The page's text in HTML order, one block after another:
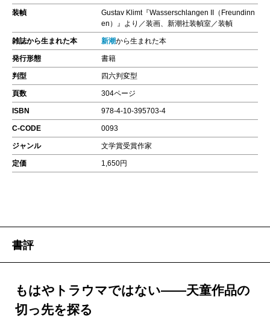
装幀
Gustav Klimt『Wasserschlangen II（Freundinn
en）』より／装画、新潮社装幀室／装幀
雑誌から生まれた本 新潮から生まれた本
発行形態 書籍
判型 四六判変型
頁数 304ページ
ISBN 978-4-10-395703-4
C-CODE 0093
ジャンル 文学賞受賞作家
定価 1,650円
書評
もはやトラウマではない――天童作品の
切っ先を探る